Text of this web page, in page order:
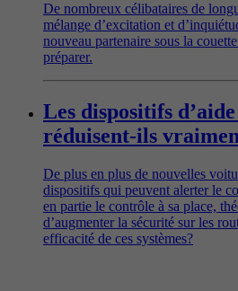
De nombreux célibataires de
mélange d’excitation et
nouveau partenaire sous la
préparer.
Les dispositifs
réduisent-ils
De plus en plus de nouvelles
dispositifs qui peuvent alerter le
en partie le contrôle à sa place,
d’augmenter la sécurité sur les
efficacité de ces systèmes?